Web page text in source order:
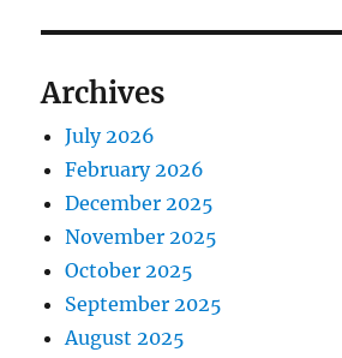
Archives
July 2026
February 2026
December 2025
November 2025
October 2025
September 2025
August 2025